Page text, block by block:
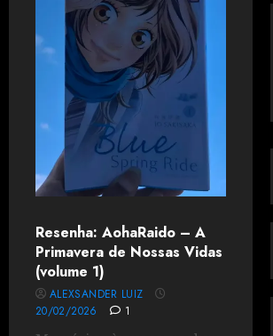
Resenha: AohaRaido – A
Primavera de Nossas Vidas
(volume 1)
ALEXSANDER LUIZ
20/02/2026
1